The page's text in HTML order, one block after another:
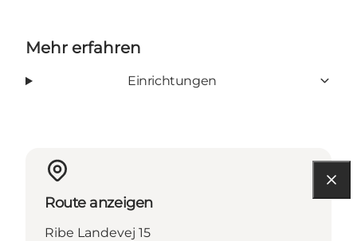
Mehr erfahren
Einrichtungen
Route anzeigen
Ribe Landevej 15